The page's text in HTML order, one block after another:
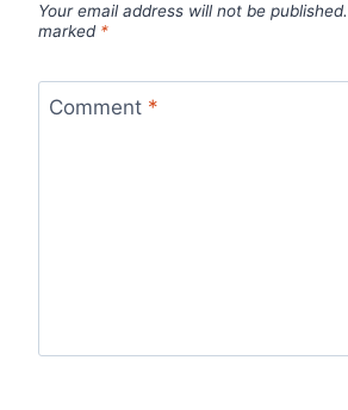
Your email address will not be published.
marked *
Comment *